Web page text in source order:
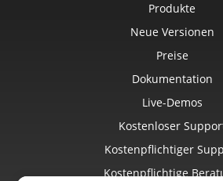
Produkte
Neue Versionen
Preise
Dokumentation
Live-Demos
Kostenloser
Kostenpflichtiger
Kostenpflichtige